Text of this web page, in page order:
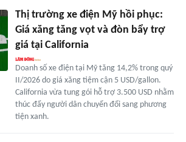
Thị trường xe điện Mỹ hồi phục:
Giá xăng tăng vọt và đòn bẩy trợ
giá tại California
Doanh số xe điện tại Mỹ tăng 14,2% trong quý
II/2026 do giá xăng tiệm cận 5 USD/gallon.
California vừa tung gói hỗ trợ 3.500 USD nhằm
thúc đẩy người dân chuyển đổi sang phương
tiện xanh.